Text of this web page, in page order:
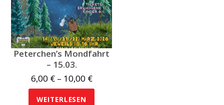
Peterchen’s Mondfahrt
– 15.03.
6,00 € – 10,00 €Preisspanne:
6,00 €
WEITERLESEN